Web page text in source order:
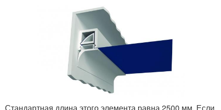
Стандартная длина этого элемента равна 2500 мм. Если